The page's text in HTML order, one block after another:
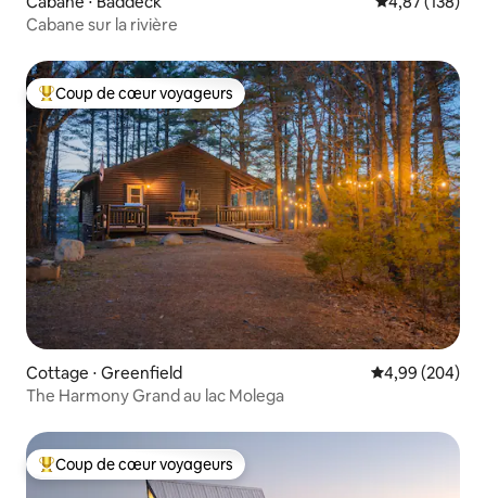
Cabane sur la rivière
Coups de cœur voyageurs les plus appréciés
Coup de cœur voyageurs
Cottage ⋅ Greenfield Évaluation
4,99 (204)
The Harmony Grand au lac Molega
Coups de cœur voyageurs les plus appréciés
Coup de cœur voyageurs